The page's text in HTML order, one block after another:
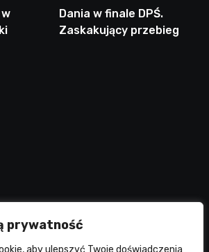
prywatność
aby ulepszyć Twoje doświadczenia
Dania w finale DPŚ.
Zaskakujący przebieg